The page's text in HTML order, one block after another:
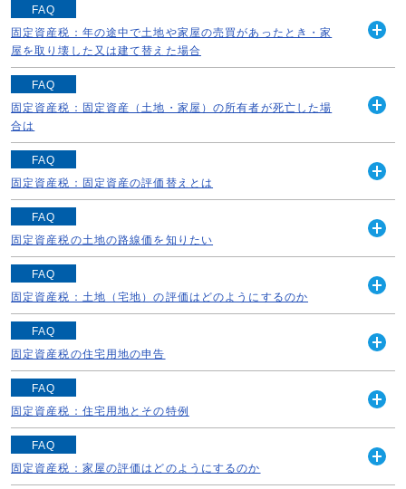
分は、できるだけ速やかにお返しいたしますの...
続きを読む
固定資産税は、毎年1月1日（賦課期日）現在の土地、家
屋、償却資産（これらを「固定資産」といいます）の所有
者に対し、その固定資産の価格をもとに算定される税額を
その固定資産の所在する市町村が課税する税金で...
続きを読む
FAQ
固定資産税：年の途中で土地や家屋の売買があったとき・家
屋を取り壊した又は建て替えた場合
く
《年の途中で土地や家屋の売買があったとき》 年の途中
で土地や家屋の売買をされても、地方税法の規定により、
土地と家屋の固定資産税は、賦課期日（毎年1月1日）現
在、登記簿等に所有者として登記又は登録され...
続きを読む
FAQ
固定資産税：固定資産（土地・家屋）の所有者が死亡した場
合は
く
納税義務者の方が死亡された年度の課税については、固定
資産の所在する区を担当する【市税事務所固定資産税課】
へお問い合わせください。 また、翌年度以降の固定資産
税の課税にあたっては次により納税義務者を認...
続きを読む
FAQ
固定資産税：固定資産の評価替えとは
固定資産税は、固定資産の価格すなわち「適正な時価」を
課税標準として課税されるものです。 このため、本来な
ら毎年評価替えを行い、これによって得られる「適正な時
価」をもとに課税を行うことが納税者間におけ...
続きを読む
FAQ
固定資産税の土地の路線価を知りたい
路線価とは、市街地において道路に付けられた価格のこと
で、具体的には、道路に接する標準的な宅地の1平方メー
トル当たりの価格をいいます。 宅地の評価額は、この路
線価を基にしてそれぞれの宅地の奥行、形状、...
続きを読む
FAQ
固定資産税：土地（宅地）の評価はどのようにするのか
札幌市に所在する土地（宅地）の固定資産税の評価は、総
務大臣の定めた固定資産評価基準に基づき街路に沿接する
標準的な土地の単位当たりの価格である路線価を付設し、
この路線価に基づいて各土地について画地計算法...
続きを読む
FAQ
固定資産税の住宅用地の申告
《住宅用地等申告書について》 住宅用地には課税標準の
特例措置があり、固定資産税・都市計画税の税負担が軽減
されています。 この特例措置を正しく適用するために、
住宅用地については「固定資産税の住宅用地...
続きを読む
FAQ
固定資産税：住宅用地とその特例
《住宅用地とは》 住宅用地とは、固定資産税の賦課期日
（毎年1月1日）現在、次のいずれかに該当する土地をい
います。 （1）専用住宅（専ら人の居住の用に供する家
FAQ
固定資産税：家屋の評価はどのようにするのか